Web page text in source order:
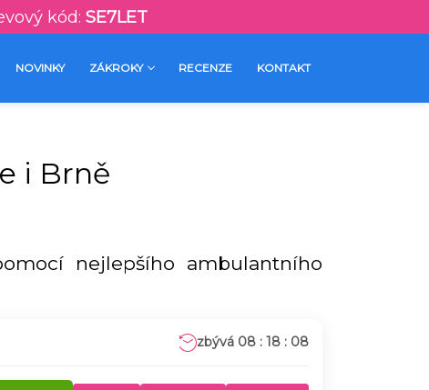
kód: SE7LET
NOVINKY ZÁKROKY RECENZE KONTAKT
i Brně
nejlepšího ambulantního
08 : 18 : 07